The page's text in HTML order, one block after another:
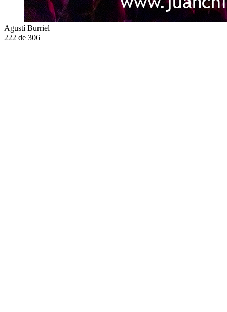
Agustí Burriel
222 de 306